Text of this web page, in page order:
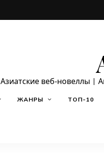
Азиатские веб-новеллы |
ЖАНРЫ ТОП-10